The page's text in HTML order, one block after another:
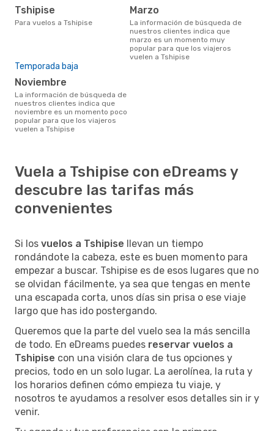
Tshipise
Para vuelos a Tshipise
marzo
La información de búsqueda de
nuestros clientes indica que
marzo es un momento muy
popular para que los viajeros
vuelen a Tshipise
Temporada baja
noviembre
La información de búsqueda de
nuestros clientes indica que
noviembre es un momento poco
popular para que los viajeros
vuelen a Tshipise
Vuela a Tshipise con eDreams y
descubre las tarifas más
convenientes
Si los vuelos a Tshipise llevan un tiempo
rondándote la cabeza, este es buen momento para
empezar a buscar. Tshipise es de esos lugares que no
se olvidan fácilmente, ya sea que tengas en mente
una escapada corta, unos días sin prisa o ese viaje
largo que has ido postergando.
Queremos que la parte del vuelo sea la más sencilla
de todo. En eDreams puedes reservar vuelos a
Tshipise con una visión clara de tus opciones y
precios, todo en un solo lugar. La aerolínea, la ruta y
los horarios definen cómo empieza tu viaje, y
nosotros te ayudamos a resolver esos detalles sin ir y
venir.